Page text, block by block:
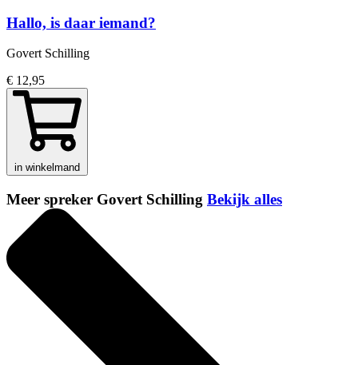
Hallo, is daar iemand?
Govert Schilling
€ 12,95
in winkelmand
Meer spreker Govert Schilling Bekijk alles